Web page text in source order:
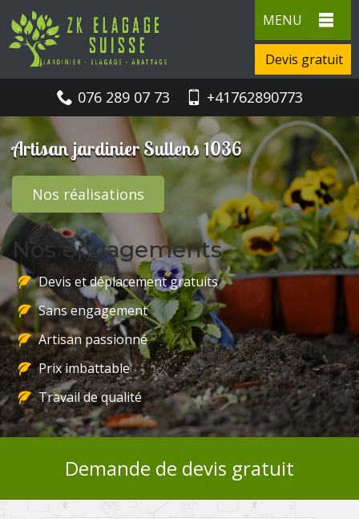
MENU
Devis gratuit
076 289 07 73 +41762890773
Artisan jardinier Sullens 1036
Nos réalisations
Nos engagements
Devis et déplacement gratuits
Sans engagement
Artisan passionné
Prix imbattable
Travail de qualité
Demande de devis gratuit